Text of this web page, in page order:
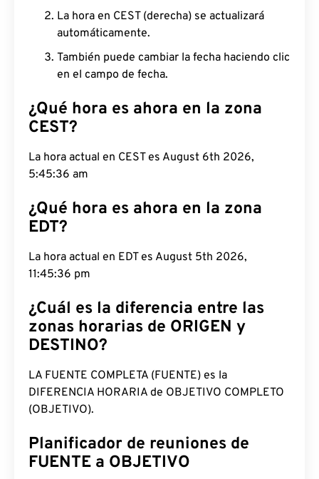
La hora en CEST (derecha) se actualizará
automáticamente.
También puede cambiar la fecha haciendo clic
en el campo de fecha.
¿Qué hora es ahora en la zona
CEST?
La hora actual en CEST es August 6th 2026,
5:45:36 am
¿Qué hora es ahora en la zona
EDT?
La hora actual en EDT es August 5th 2026,
11:45:36 pm
¿Cuál es la diferencia entre las
zonas horarias de ORIGEN y
DESTINO?
LA FUENTE COMPLETA (FUENTE) es la
DIFERENCIA HORARIA de OBJETIVO COMPLETO
(OBJETIVO).
Planificador de reuniones de
FUENTE a OBJETIVO